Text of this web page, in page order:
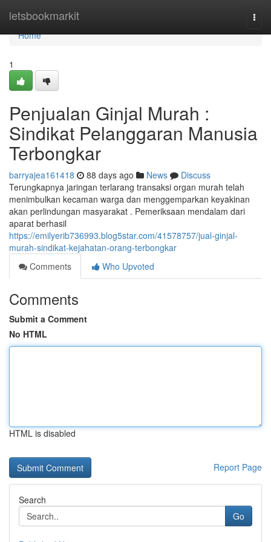
letsbookmarkit
Home
Home
1
Penjualan Ginjal Murah :
Sindikat Pelanggaran Manusia
Terbongkar
barryajea161418 88 days ago News
Discuss
Terungkapnya jaringan terlarang transaksi organ murah telah
menimbulkan kecaman warga dan menggemparkan keyakinan
akan perlindungan masyarakat . Pemeriksaan mendalam dari
aparat berhasil
https://emilyerib736993.blog5star.com/41578757/jual-ginjal-
murah-sindikat-kejahatan-orang-terbongkar
Comments
Who Upvoted
Comments
Submit a Comment
No HTML
HTML is disabled
Report Page
Search
Go